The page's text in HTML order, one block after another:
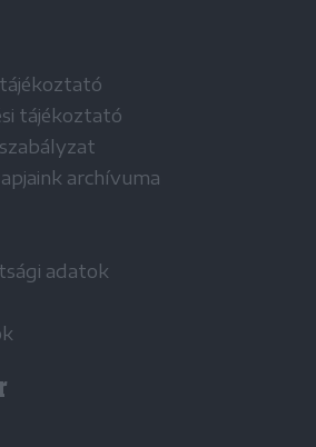
tájékoztató
archívuma
adatok